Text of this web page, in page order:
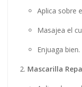
Aplica sobre
Masajea el
Enjuaga bien.
Mascarilla